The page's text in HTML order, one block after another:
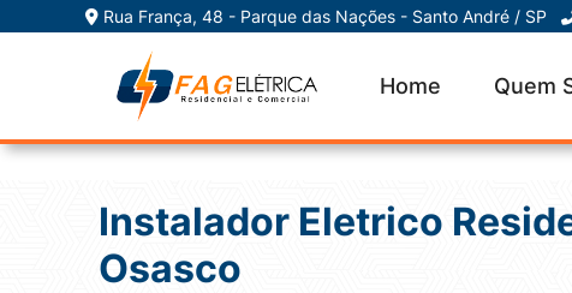
Rua França, 48 - Parque das Nações - Santo André / SP
Home Quem
Instalador Eletrico
Osasco